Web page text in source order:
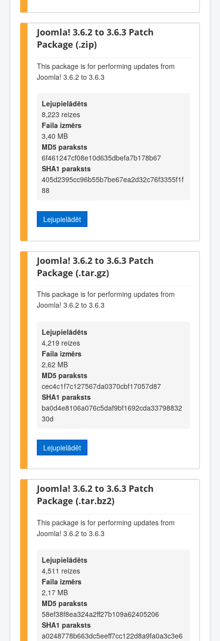
Joomla! 3.6.2 to 3.6.3 Patch
Package (.zip)
This package is for performing updates from
Joomla! 3.6.2 to 3.6.3
Lejupielādēts
8,223 reizes
Faila izmērs
3,40 MB
MD5 paraksts
6f461247cf08e10d635dbefa7b178b67
SHA1 paraksts
405d2395cc96b55b7be67ea2d32c76f3355f1f
88
Lejupielādēt
Joomla! 3.6.2 to 3.6.3 Patch
Package (.tar.gz)
This package is for performing updates from
Joomla! 3.6.2 to 3.6.3
Lejupielādēts
4,219 reizes
Faila izmērs
2,62 MB
MD5 paraksts
cec4c1f7c127567da0370cbf17057d87
SHA1 paraksts
ba0d4e8106a076c5daf9bf1692cda33798832
30d
Lejupielādēt
Joomla! 3.6.2 to 3.6.3 Patch
Package (.tar.bz2)
This package is for performing updates from
Joomla! 3.6.2 to 3.6.3
Lejupielādēts
4,511 reizes
Faila izmērs
2,17 MB
MD5 paraksts
58ef38f8ea324a2ff27b109a62405206
SHA1 paraksts
a0248778b663dc5eeff7cc122d8a9fa0a3c3e6